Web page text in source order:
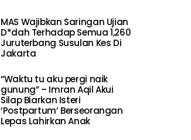
MAS Wajibkan Saringan Ujian
D*dah Terhadap Semua 1,260
Juruterbang Susulan Kes Di
Jakarta
“Waktu tu aku pergi naik
gunung” – Imran Aqil Akui
Silap Biarkan Isteri
‘Postpartum’ Berseorangan
Lepas Lahirkan Anak